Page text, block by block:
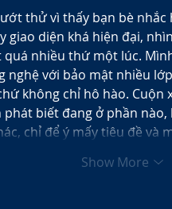
thử vì thấy bạn bè
giao diện khá hiện đại,
quá nhiều thứ một lúc.
nghệ với bảo mật nhiều
không chỉ hô hào.
biết đang ở phần
chỉ để ý mấy tiêu đề và
Show More